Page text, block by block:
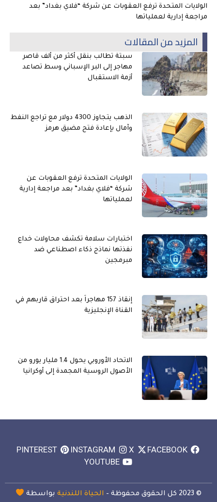
الولايات المتحدة ترفع العقوبات عن شركة “فلاي بغداد” بعد
مراجعة إدارية لعملياتها
المزيد من المقالات
سبتة تطالب بنقل أكثر من ألف قاصر
مهاجر إلى البر الإسباني وسط تصاعد
أزمة الاستقبال
الذهب يتجاوز 4300 دولار مع تراجع النفط
وآمال بإعادة فتح مضيق هرمز
الولايات المتحدة ترفع العقوبات عن
شركة “فلاي بغداد” بعد مراجعة إدارية
لعملياتها
اختبارات سلامة تكشف محاولات خداع
نفذتها نماذج ذكاء اصطناعي ضد
مبرمجين
إنقاذ 157 مهاجراً بعد احتراق قاربهم في
القناة الإنجليزية
الاتحاد الأوروبي يحول 1.4 مليار يورو من
الأصول الروسية المجمدة إلى أوكرانيا
FACEBOOK
X
INSTAGRAM
PINTEREST
YOUTUBE
© 2023 كل الحقوق محفوظة – الحياة اللندنيةبواسطة